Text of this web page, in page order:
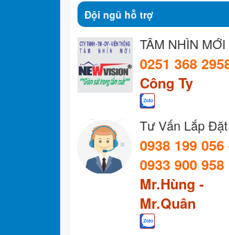
Đội ngũ hỗ trợ
TẦM NHÌN MỚI
0251 368
Công Ty
Tư Vấn Lắp Đặt
0938 199 056
0933 900 958
Mr.Hùng -
Mr.Quân